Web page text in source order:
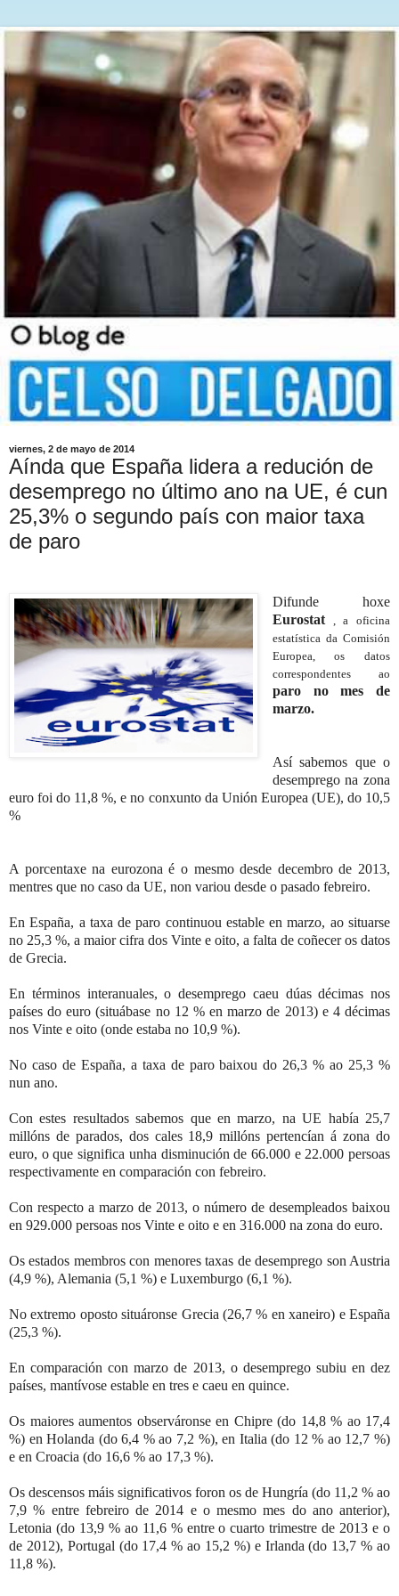
viernes, 2 de mayo de 2014
Aínda que España lidera a redución de
desemprego no último ano na UE, é cun
25,3% o segundo país con maior taxa
de paro
Difunde hoxe
Eurostat, a oficina
estatística da Comisión
Europea, os datos
correspondentes ao
paro no mes de
marzo.
Así sabemos que o
desemprego na zona
euro foi do 11,8 %, e no conxunto da Unión Europea (UE), do 10,5
%
A porcentaxe na eurozona é o mesmo desde decembro de 2013,
mentres que no caso da UE, non variou desde o pasado febreiro.
En España, a taxa de paro continuou estable en marzo, ao situarse
no 25,3 %, a maior cifra dos Vinte e oito, a falta de coñecer os datos
de Grecia.
En términos interanuales, o desemprego caeu dúas décimas nos
países do euro (situábase no 12 % en marzo de 2013) e 4 décimas
nos Vinte e oito (onde estaba no 10,9 %).
No caso de España, a taxa de paro baixou do 26,3 % ao 25,3 %
nun ano.
Con estes resultados sabemos que en marzo, na UE había 25,7
millóns de parados, dos cales 18,9 millóns pertencían á zona do
euro, o que significa unha disminución de 66.000 e 22.000 persoas
respectivamente en comparación con febreiro.
Con respecto a marzo de 2013, o número de desempleados baixou
en 929.000 persoas nos Vinte e oito e en 316.000 na zona do euro.
Os estados membros con menores taxas de desemprego son Austria
(4,9 %), Alemania (5,1 %) e Luxemburgo (6,1 %).
No extremo oposto situáronse Grecia (26,7 % en xaneiro) e España
(25,3 %).
En comparación con marzo de 2013, o desemprego subiu en dez
países, mantívose estable en tres e caeu en quince.
Os maiores aumentos observáronse en Chipre (do 14,8 % ao 17,4
%) en Holanda (do 6,4 % ao 7,2 %), en Italia (do 12 % ao 12,7 %)
e en Croacia (do 16,6 % ao 17,3 %).
Os descensos máis significativos foron os de Hungría (do 11,2 % ao
7,9 % entre febreiro de 2014 e o mesmo mes do ano anterior),
Letonia (do 13,9 % ao 11,6 % entre o cuarto trimestre de 2013 e o
de 2012), Portugal (do 17,4 % ao 15,2 %) e Irlanda (do 13,7 % ao
11,8 %).